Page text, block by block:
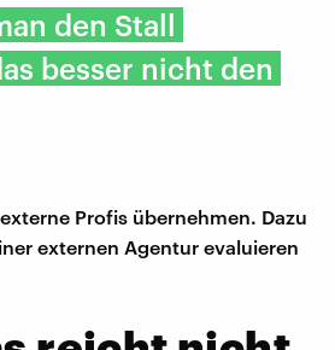
den Stall
besser nicht den
Profis übernehmen. Dazu
externen Agentur evaluieren